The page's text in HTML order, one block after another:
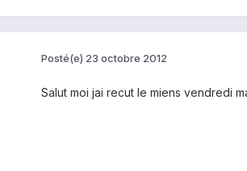
Posté(e) 23 octobre 2012
Salut moi jai recut le miens vendredi